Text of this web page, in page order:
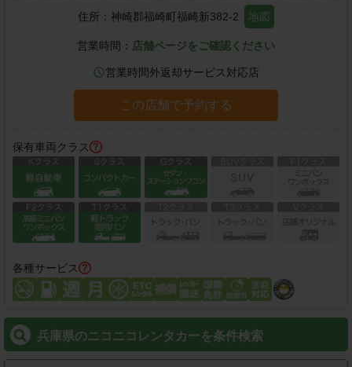
住所： 神崎郡福崎町福崎新382-2 地図
営業時間： 店舗ページをご確認ください
営業時間外返却サービス対応店
この店舗で予約する
保有車両クラス
各種サービス
兵庫県のニコニコレンタカーを条件検索